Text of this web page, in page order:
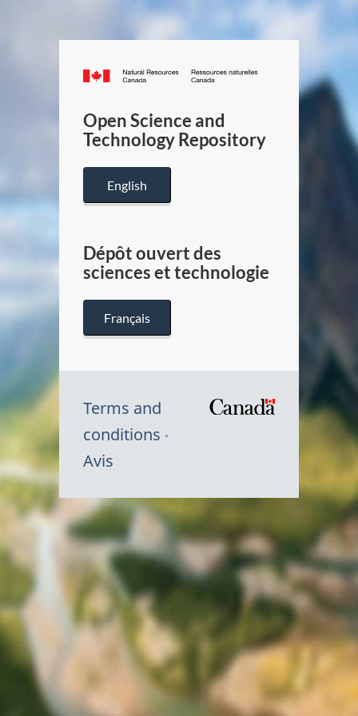
Canada.ca
/
Canada
Open Science and
Technology Repository
English
Dépôt ouvert des
sciences et technologie
Français
Terms and
conditions
Avis
Canada